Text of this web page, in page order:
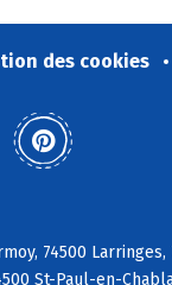
des cookies
74500
St-Paul-en-